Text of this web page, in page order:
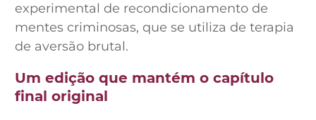
experimental de recondicionamento de
mentes criminosas, que se utiliza de terapia
de aversão brutal.
Um edição que mantém o capítulo
final original